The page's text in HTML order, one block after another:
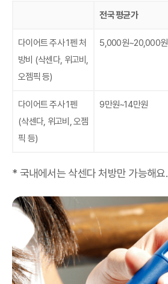
전국 평균가
다이어트 주사 1펜 처
방비 (삭센다, 위고비,
오젬픽 등)
5,000원~20,000원
다이어트 주사 1펜
(삭센다, 위고비, 오젬
픽 등)
9만원~14만원
* 국내에서는 삭센다 처방만 가능해요.